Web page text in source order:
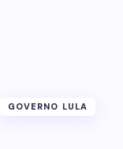
GOVERNO LULA